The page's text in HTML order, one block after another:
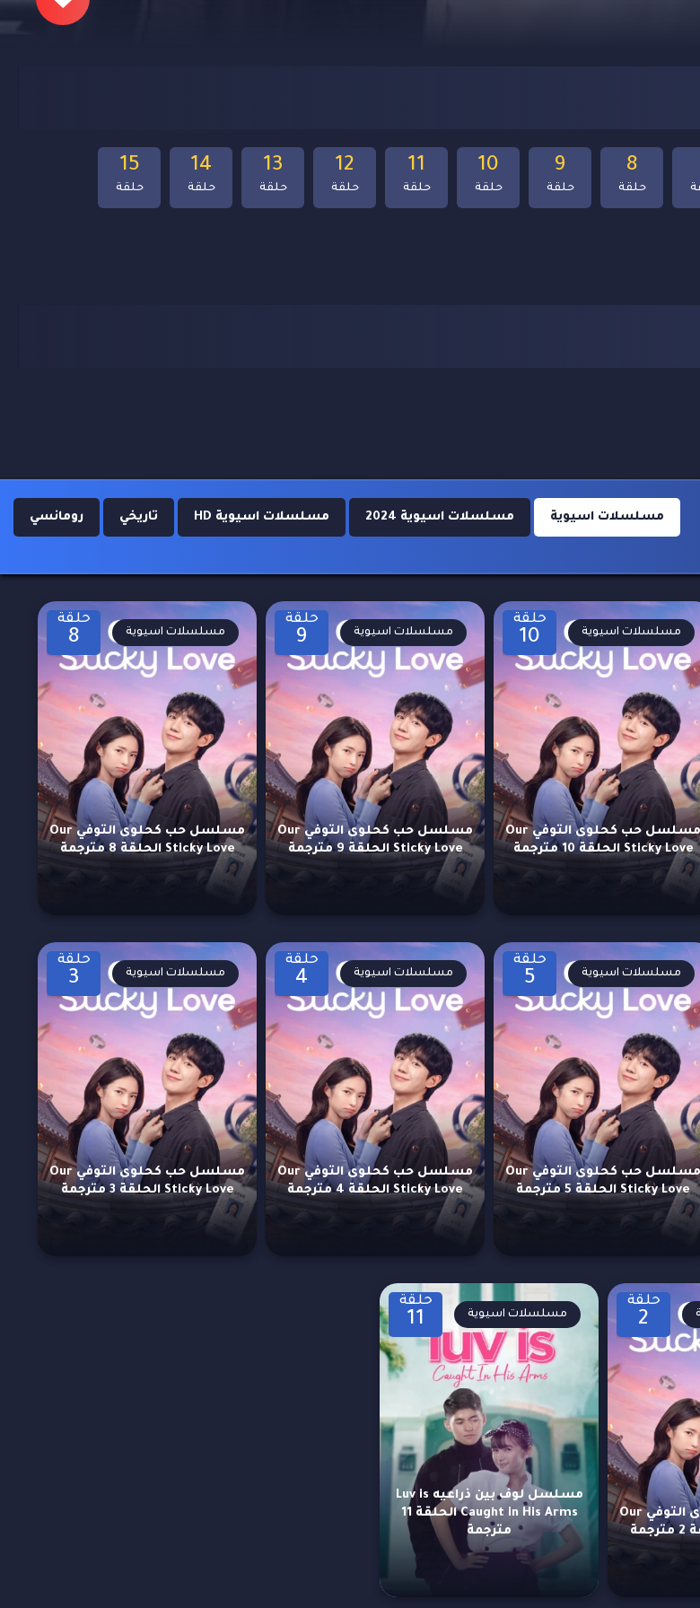
15
حلقة
14
حلقة
13
حلقة
12
حلقة
11
حلقة
10
حلقة
9
حلقة
8
حلقة
مسلسلات اسيوية مسلسلات اسيوية 2024 مسلسلات اسيوية HD تاريخي رومانسي
حلقة
10
مسلسل حب كحلوى التوفي Our
Sticky Love الحلقة 10 مترجمة
مسلسلات اسيوية
حلقة
9
مسلسل حب كحلوى التوفي Our
Sticky Love الحلقة 9 مترجمة
مسلسلات اسيوية
حلقة
8
مسلسل حب كحلوى التوفي Our
Sticky Love الحلقة 8 مترجمة
مسلسلات اسيوية
حلقة
5
مسلسل حب كحلوى التوفي Our
Sticky Love الحلقة 5 مترجمة
مسلسلات اسيوية
حلقة
4
مسلسل حب كحلوى التوفي Our
Sticky Love الحلقة 4 مترجمة
مسلسلات اسيوية
حلقة
3
مسلسل حب كحلوى التوفي Our
Sticky Love الحلقة 3 مترجمة
مسلسلات اسيوية
حلقة
2
مسلسل حب كحلوى التوفي Our
حلقة
11
مسلسل لوف بين ذراعيه Luv is
Caught in His Arms الحلقة 11
مترجمة
مسلسلات اسيوية